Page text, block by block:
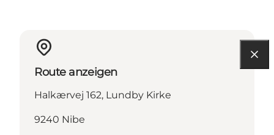
Route anzeigen
Halkærvej 162, Lundby Kirke
9240 Nibe